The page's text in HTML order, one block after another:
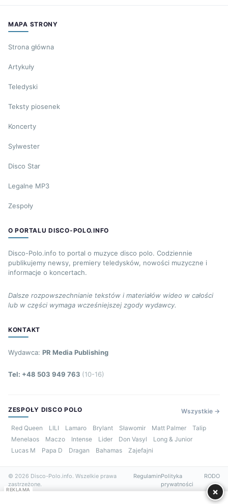
MAPA STRONY
Strona główna
Artykuły
Teledyski
Teksty piosenek
Koncerty
Sylwester
Disco Star
Legalne MP3
Zespoły
O PORTALU DISCO-POLO.INFO
Disco-Polo.info to portal o muzyce disco polo. Codziennie
publikujemy newsy, premiery teledysków, nowości muzyczne i
informacje o koncertach.
Dalsze rozpowszechnianie tekstów i materiałów wideo w całości
lub w części wymaga wcześniejszej zgody wydawcy.
KONTAKT
Wydawca: PR Media Publishing
Tel: +48 503 949 763 (10-16)
ZESPOŁY DISCO POLO Wszystkie →
Red Queen LILI Lamaro Brylant Sławomir Matt Palmer
Talip
Menelaos
Maczo Intense Lider Don Vasyl
Long & Junior
Lucas M
Papa D Dragan Bahamas Zajefajni
© 2026 Disco-Polo.info. Wszelkie prawa
zastrzeżone.
RegulaminPolityka
prywatności
RODO
REKLAMA ×